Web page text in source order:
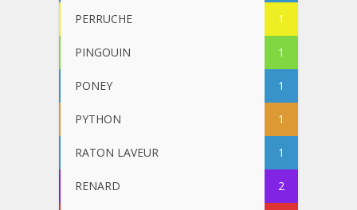
PERRUCHE 1
PINGOUIN 1
PONEY 1
PYTHON 1
RATON LAVEUR 1
RENARD 2